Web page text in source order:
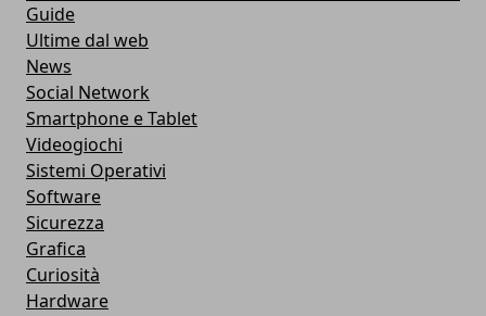
Guide
Ultime dal web
News
Social Network
Smartphone e Tablet
Videogiochi
Sistemi Operativi
Software
Sicurezza
Grafica
Curiosità
Hardware